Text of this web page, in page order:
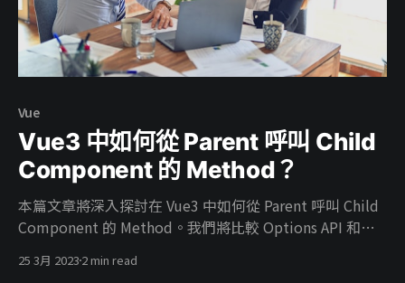
Vue
Vue3 中如何從 Parent 呼叫 Child
Component 的 Method？
本篇文章將深入探討在 Vue3 中如何從 Parent 呼叫 Child
Component 的 Method。我們將比較 Options API 和
的差異。如果你想學習如何更好地使用 Vue3，不要錯過這
25 3月 2023 2 min read